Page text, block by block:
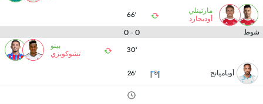
مارتينلي
أوديجارد
66'
شوط 0 - 0
30'
بينو
تشوكويزي
أوباميانج 26'